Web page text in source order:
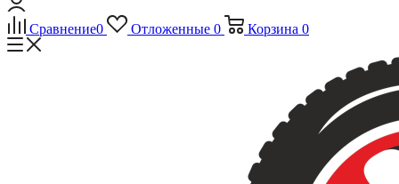
Сравнение0 Отложенные 0 Корзина 0